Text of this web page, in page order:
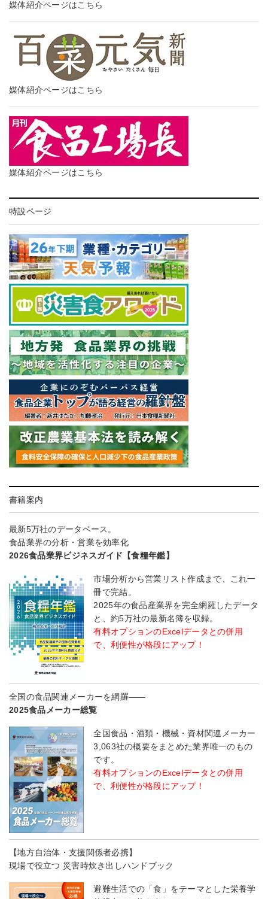
媒体紹介ページはこちら
媒体紹介ページはこちら
媒体紹介ページはこちら
特設ページ
書籍案内
最新5万社のデータベース。
食品業界の分析・営業を効率化
2026食品業界ビジネスガイド【食糧年鑑】
市場分析から営業リスト作成まで、これ一
冊で完結。
2025年の食品産業界を完全網羅したデータ
と、約5万社の最新名簿を収録。
有料オプションのExcelデータとの併用
で、利便性が格段にアップ！
全国の食品関連メーカーを網羅――
2025食品メーカー総覧
全国食品・酒類・機械・資材関連メーカー
3,063社の概要をまとめた業界唯一のもの
です。
有料オプションのExcelデータとの併用
で、利便性が格段にアップ！
【地方自治体・支援関係者必携】
現場で役立つ 災害時炊き出しハンドブック
避難生活での「食」をテーマとした栄養学